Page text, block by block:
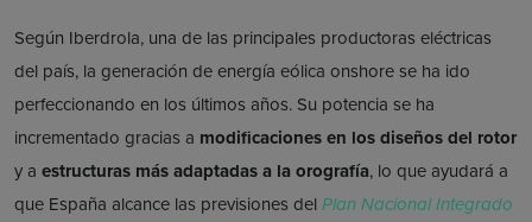
Según Iberdrola, una de las principales productoras eléctricas
del país, la generación de energía eólica onshore se ha ido
perfeccionando en los últimos años. Su potencia se ha
incrementado gracias a modificaciones en los diseños del rotor
y a estructuras más adaptadas a la orografía, lo que ayudará a
que España alcance las previsiones delPlan Nacional Integrado